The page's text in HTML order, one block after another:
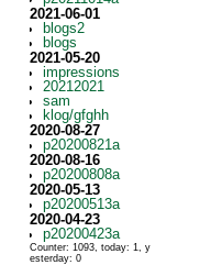
2021-06-01
blogs2
blogs
2021-05-20
impressions
20212021
sam
klog/gfghh
2020-08-27
p20200821a
2020-08-16
p20200808a
2020-05-13
p20200513a
2020-04-23
p20200423a
Counter: 1093, today: 1, y
esterday: 0